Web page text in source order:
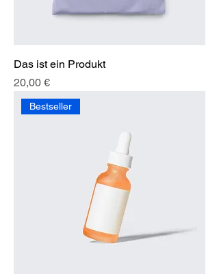
Das ist ein Produkt
Preis
20,00 €
Bestseller